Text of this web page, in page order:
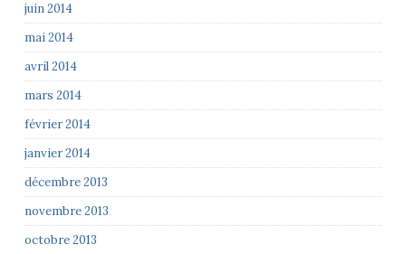
juin 2014
mai 2014
avril 2014
mars 2014
février 2014
janvier 2014
décembre 2013
novembre 2013
octobre 2013